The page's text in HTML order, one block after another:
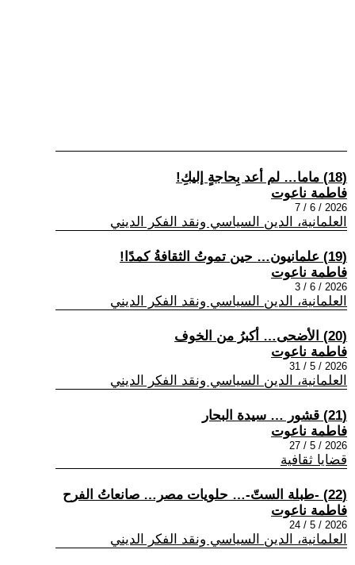
(18) ماما… لم أعد بِحاجةٍ إليكِ!
فاطمة ناعوت
2026 / 6 / 7
العلمانية، الدين السياسي ونقد الفكر الديني
(19) علمانيون… حين تموتُ الثقافةُ كمدًا!
فاطمة ناعوت
2026 / 6 / 3
العلمانية، الدين السياسي ونقد الفكر الديني
(20) الأضحى… أكبرُ من الخوف
فاطمة ناعوت
2026 / 5 / 31
العلمانية، الدين السياسي ونقد الفكر الديني
(21) قشور … سيدة البحار
فاطمة ناعوت
2026 / 5 / 27
قضايا ثقافية
(22) -طبلة الستّ-… حلويات مصر… صانعاتُ الفرح
فاطمة ناعوت
2026 / 5 / 24
العلمانية، الدين السياسي ونقد الفكر الديني